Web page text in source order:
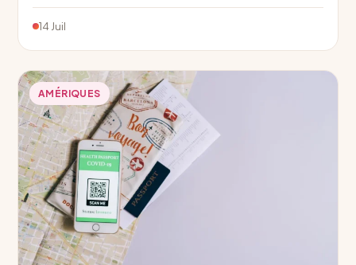
14 Juil
AMÉRIQUES